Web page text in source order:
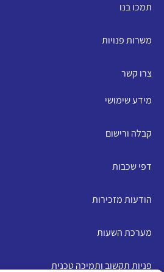
תמכו בנו
משרות פנויות
צרו קשר
מידע שימושי
קבלה ורישום
דפי שכבות
הודעות מזכירות
מערכת השעות
פניות תקשוב ותמיכה טכנית